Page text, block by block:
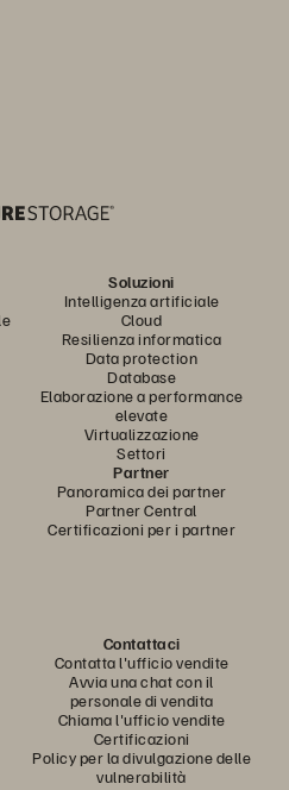
Soluzioni
Intelligenza artificiale
Cloud
Resilienza informatica
Data protection
Database
Elaborazione a performance
elevate
Virtualizzazione
Settori
Partner
Panoramica dei partner
Partner Central
Certificazioni per i partner
Contattaci
Contatta l'ufficio vendite
Avvia una chat con il
personale di vendita
Chiama l'ufficio vendite
Certificazioni
Policy per la divulgazione delle
vulnerabilità